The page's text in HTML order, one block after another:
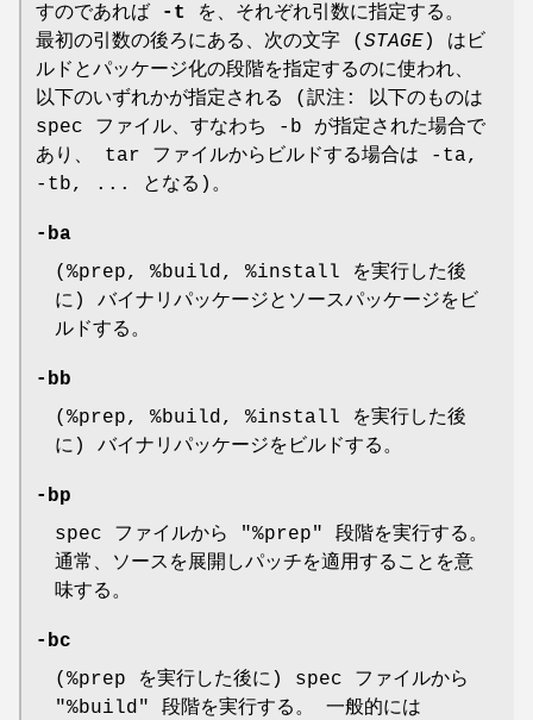
すのであれば
-t
を、それぞれ引数に指定する。
最初の引数の後ろにある、次の文字 ( STAGE) はビ
ルドとパッケージ化の段階を指定するのに使われ、
以下のいずれかが指定される (訳注: 以下のものは
spec ファイル、すなわち -b が指定された場合で
あり、 tar ファイルからビルドする場合は -ta,
-tb, ... となる)。
-ba
(%prep, %build, %install を実行した後
に) バイナリパッケージとソースパッケージをビ
ルドする。
-bb
(%prep, %build, %install を実行した後
に) バイナリパッケージをビルドする。
-bp
spec ファイルから "%prep" 段階を実行する。
通常、ソースを展開しパッチを適用することを意
味する。
-bc
(%prep を実行した後に) spec ファイルから
"%build" 段階を実行する。 一般的には